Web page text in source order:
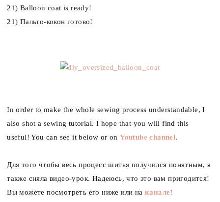
21) Balloon coat is ready!
21) Пальто-кокон готово!
In order to make the whole sewing process understandable, I
also shot a sewing tutorial. I hope that you will find this
useful! You can see it below or onYoutube channel.
Для того чтобы весь процесс шитья получился понятным, я
также сняла видео-урок. Надеюсь, что это вам пригодится!
Вы можете посмотреть его ниже или на канале!